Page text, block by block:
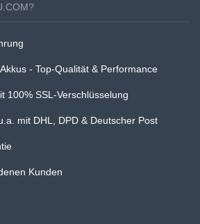
- Top-Qualität & Performance
100% SSL-Verschlüsselung
mit DHL, DPD & Deutscher Post
Kunden